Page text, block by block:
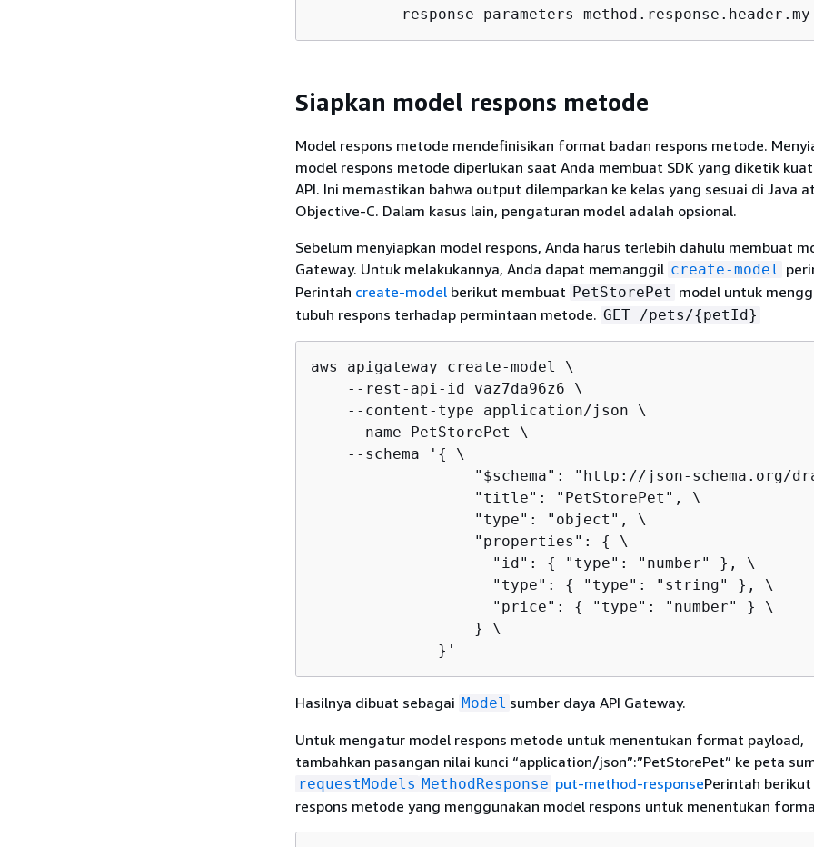
--response-parameters
Siapkan model respons metode
Model respons metode mendefinisikan format badan respons metode.
model respons metode diperlukan saat Anda membuat SDK yang diketik
API. Ini memastikan bahwa output dilemparkan ke kelas yang sesuai di Java
Objective-C. Dalam kasus lain, pengaturan model adalah opsional.
Sebelum menyiapkan model respons, Anda harus terlebih dahulu membuat
Gateway. Untuk melakukannya, Anda dapat memanggil create-model
Perintah create-model berikut membuat PetStorePet model untuk
tubuh respons terhadap permintaan metode. GET /pets/{petId}
aws apigateway create-model \
    --rest-api-id vaz7da96z6 \
    --content-type application/json \
    --name PetStorePet \
    --schema '
{
\
"$schema": "http://json-schema.org/
                  "title": "PetStorePet", \
                  "type": "object", \
                  "properties":
{
\
                    "id":
{
"type": "number" }, \
                    "type":
{
"type": "string" }, \
                    "price":
{
"type": "number" } \
                  } \
              }'
Hasilnya dibuat sebagai Model sumber daya API Gateway.
Untuk mengatur model respons metode untuk menentukan format payload,
tambahkan pasangan nilai kunci “application/json”:”PetStorePet” ke peta
requestModels MethodResponse put-method-responsePerintah
respons metode yang menggunakan model respons untuk menentukan